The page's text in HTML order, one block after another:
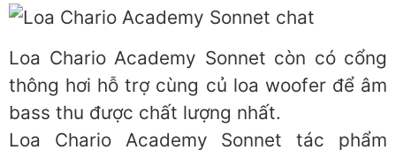
Loa Chario Academy Sonnet còn có cổng
thông hơi hỗ trợ cùng củ loa woofer để âm
bass thu được chất lượng nhất.
Loa Chario Academy Sonnet tác phẩm